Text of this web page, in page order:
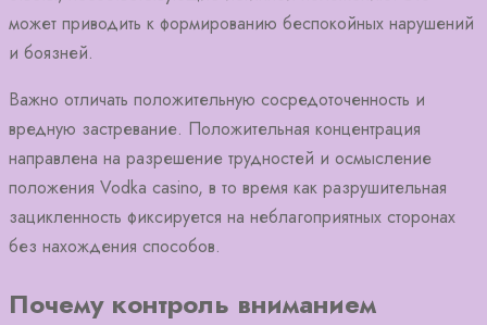
может приводить к формированию беспокойных нарушений
и боязней.
Важно отличать положительную сосредоточенность и
вредную застревание. Положительная концентрация
направлена на разрешение трудностей и осмысление
положения Vodka casino, в то время как разрушительная
зацикленность фиксируется на неблагоприятных сторонах
без нахождения способов.
Почему контроль вниманием